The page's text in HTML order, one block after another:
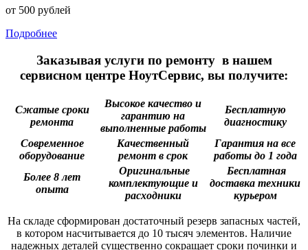
от 500 рублей
Подробнее
Заказывая услуги по ремонту в нашем
сервисном центре НоутСервис, вы получите:
Сжатые сроки
ремонта
Высокое качество и
гарантию на
выполненные работы
Бесплатную
диагностику
Современное
оборудование
Качественный
ремонт в срок
Гарантия на все
работы до 1 года
Более 8 лет
опыта
Оригинальные
комплектующие и
расходники
Бесплатная
доставка техники
курьером
На складе сформирован достаточный резерв запасных частей,
в котором насчитывается до 10 тысяч элементов. Наличие
надежных деталей существенно сокращает сроки починки и